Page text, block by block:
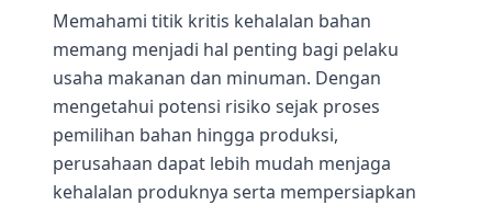
Memahami titik kritis kehalalan bahan
memang menjadi hal penting bagi pelaku
usaha makanan dan minuman. Dengan
mengetahui potensi risiko sejak proses
pemilihan bahan hingga produksi,
perusahaan dapat lebih mudah menjaga
kehalalan produknya serta mempersiapkan